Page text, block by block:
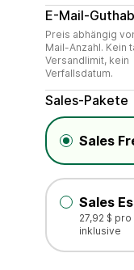
E-Mail-
Preis abhängig
Mail-Anzahl. Kein
Versandlimit, kein
Verfallsdatum.
Sales-Pakete
Sales
Sales
27,92 $
inklusive